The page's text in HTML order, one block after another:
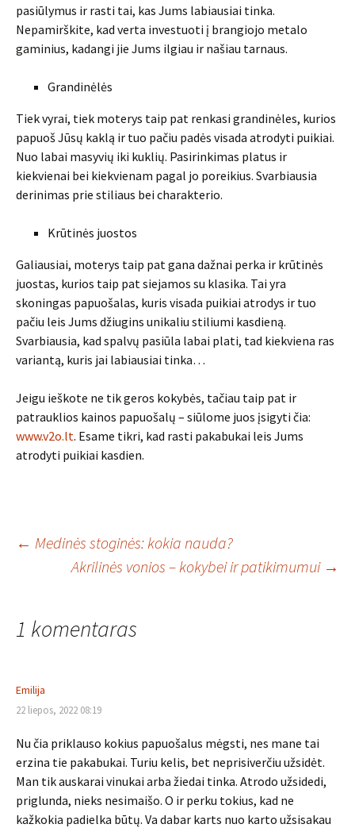
pasiūlymus ir rasti tai, kas Jums labiausiai tinka.
Nepamirškite, kad verta investuoti į brangiojo metalo
gaminius, kadangi jie Jums ilgiau ir našiau tarnaus.
Grandinėlės
Tiek vyrai, tiek moterys taip pat renkasi grandinėles, kurios
papuoš Jūsų kaklą ir tuo pačiu padės visada atrodyti puikiai.
Nuo labai masyvių iki kuklių. Pasirinkimas platus ir
kiekvienai bei kiekvienam pagal jo poreikius. Svarbiausia
derinimas prie stiliaus bei charakterio.
Krūtinės juostos
Galiausiai, moterys taip pat gana dažnai perka ir krūtinės
juostas, kurios taip pat siejamos su klasika. Tai yra
skoningas papuošalas, kuris visada puikiai atrodys ir tuo
pačiu leis Jums džiugins unikaliu stiliumi kasdieną.
Svarbiausia, kad spalvų pasiūla labai plati, tad kiekviena ras
variantą, kuris jai labiausiai tinka…
Jeigu ieškote ne tik geros kokybės, tačiau taip pat ir
patrauklios kainos papuošalų – siūlome juos įsigyti čia:
www.v2o.lt. Esame tikri, kad rasti pakabukai leis Jums
atrodyti puikiai kasdien.
Įrašo
← Medinės stoginės: kokia nauda?
Akrilinės vonios – kokybei ir patikimumui →
1 komentaras
Emilija
22 liepos, 2022 08:19
Nu čia priklauso kokius papuošalus mėgsti, nes mane tai
erzina tie pakabukai. Turiu kelis, bet neprisiverčiu užsidėt.
Man tik auskarai vinukai arba žiedai tinka. Atrodo užsidedi,
priglunda, nieks nesimaišo. O ir perku tokius, kad ne
kažkokia padielka būtų. Va dabar karts nuo karto užsisakau